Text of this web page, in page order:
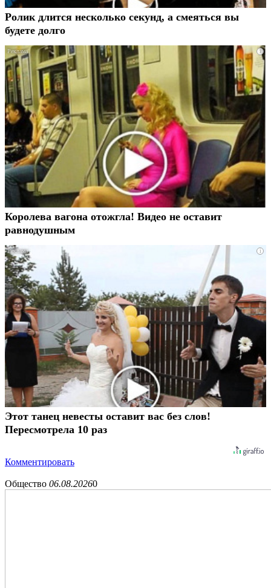
Ролик длится несколько секунд, а смеяться вы
будете долго
i
Королева вагона отожгла! Видео не оставит
равнодушным
i
Этот танец невесты оставит вас без слов!
Пересмотрела 10 раз
Комментировать
Общество 06.08.20260